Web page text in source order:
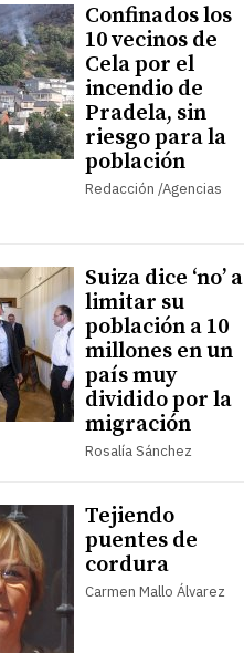
Confinados los
10 vecinos de
Cela por el
incendio de
Pradela, sin
riesgo para la
población
Redacción /Agencias
Suiza dice ‘no’ a
limitar su
población a 10
millones en un
país muy
dividido por la
migración
Rosalía Sánchez
Tejiendo
puentes de
cordura
Carmen Mallo Álvarez